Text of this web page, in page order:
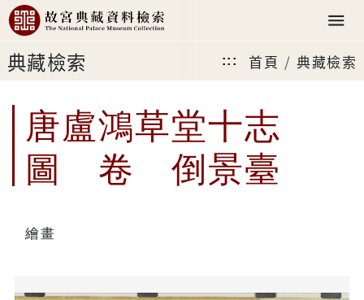
典藏檢索 ::: 首頁 典藏檢索
唐盧鴻草堂十志
圖 卷 倒景臺
繪畫